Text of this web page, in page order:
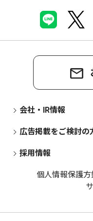
会社・IR情報
広告掲載をご検討の
採用情報
個人情報保護方